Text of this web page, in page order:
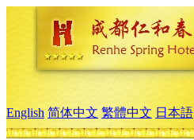
English 简体中文 繁體中文 日本語